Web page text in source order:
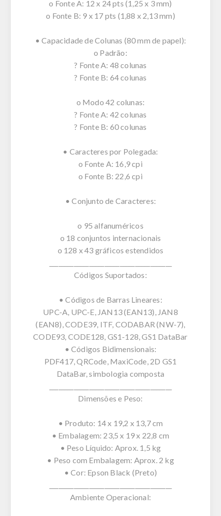
o Fonte A: 12 x 24 pts (1,25 x 3 mm)
o Fonte B: 9 x 17 pts (1,88 x 2,13 mm)
• Capacidade de Colunas (80 mm de papel):
o Padrão:
? Fonte A: 48 colunas
? Fonte B: 64 colunas
o Modo 42 colunas:
? Fonte A: 42 colunas
? Fonte B: 60 colunas
• Caracteres por Polegada:
o Fonte A: 16,9 cpi
o Fonte B: 22,6 cpi
• Conjunto de Caracteres:
o 95 alfanuméricos
o 18 conjuntos internacionais
o 128 x 43 gráficos estendidos
Códigos Suportados:
• Códigos de Barras Lineares:
UPC-A, UPC-E, JAN13 (EAN13), JAN8
(EAN8), CODE39, ITF, CODABAR (NW-7),
CODE93, CODE128, GS1-128, GS1 DataBar
• Códigos Bidimensionais:
PDF417, QRCode, MaxiCode, 2D GS1
DataBar, simbologia composta
Dimensões e Peso:
• Produto: 14 x 19,2 x 13,7 cm
• Embalagem: 23,5 x 19 x 22,8 cm
• Peso Líquido: Aprox. 1,5 kg
• Peso com Embalagem: Aprox. 2 kg
• Cor: Epson Black (Preto)
Ambiente Operacional: